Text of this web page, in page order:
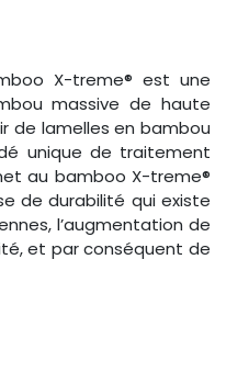
X-treme® est une
massive de haute
de lamelles en bambou
unique de traitement
au bamboo X-treme®
de durabilité qui existe
l’augmentation de
et par conséquent de